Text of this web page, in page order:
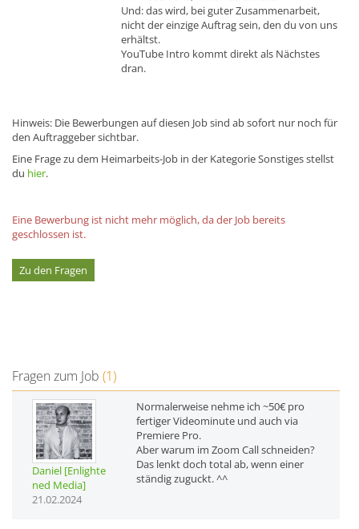
Und: das wird, bei guter Zusammenarbeit,
nicht der einzige Auftrag sein, den du von uns
erhältst.
YouTube Intro kommt direkt als Nächstes
dran.
Hinweis: Die Bewerbungen auf diesen Job sind ab sofort nur noch für
den Auftraggeber sichtbar.
Eine Frage zu dem Heimarbeits-Job in der Kategorie Sonstiges stellst
du hier.
Eine Bewerbung ist nicht mehr möglich, da der Job bereits
geschlossen ist.
Zu den Fragen
Fragen zum Job (1)
Daniel [Enlighte
ned Media]
21.02.2024
Normalerweise nehme ich ~50€ pro
fertiger Videominute und auch via
Premiere Pro.
Aber warum im Zoom Call schneiden?
Das lenkt doch total ab, wenn einer
ständig zuguckt. ^^